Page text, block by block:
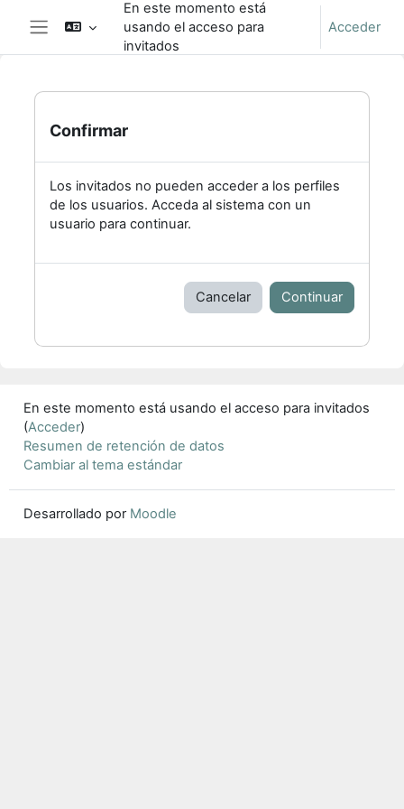
Salta al contenido principalEn este momento está
usando el acceso para
invitados
Acceder
Confirmar
Los invitados no pueden acceder a los perfiles
de los usuarios. Acceda al sistema con un
usuario para continuar.
Cancelar Continuar
En este momento está usando el acceso para invitados
(Acceder)
Resumen de retención de datos
Cambiar al tema estándar
Desarrollado por Moodle